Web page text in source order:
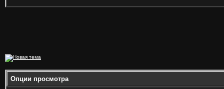
Опции просмотра